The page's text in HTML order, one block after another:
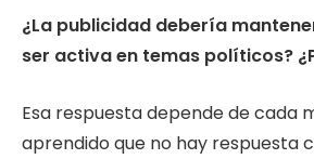
¿La publicidad debería
ser activa en temas políticos?
Esa respuesta depende de cada
aprendido que no hay respuesta